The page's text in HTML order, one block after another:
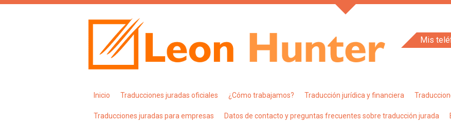
Mis
Inicio Traducciones juradas oficiales ¿Cómo trabajamos? Traducción jurídica y financiera
Traducciones juradas para empresas Datos de contacto y preguntas frecuentes sobre traducción jurada